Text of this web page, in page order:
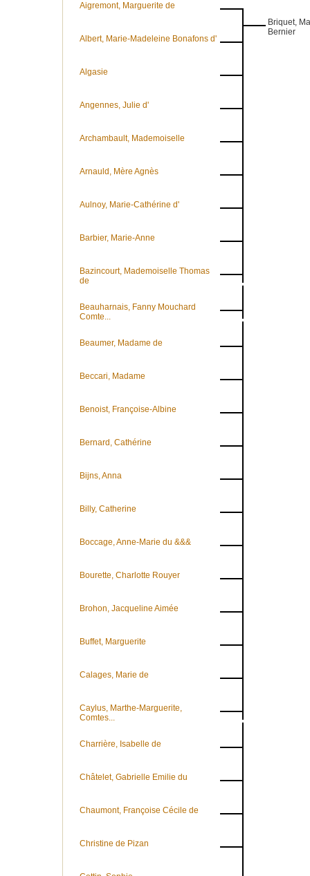
Aigremont, Marguerite de
Albert, Marie-Madeleine Bonafons d'
Algasie
Angennes, Julie d'
Archambault, Mademoiselle
Arnauld, Mère Agnès
Aulnoy, Marie-Cathérine d'
Barbier, Marie-Anne
Bazincourt, Mademoiselle Thomas
de
Beauharnais, Fanny Mouchard
Comte...
Beaumer, Madame de
Beccari, Madame
Benoist, Françoise-Albine
Bernard, Cathérine
Bijns, Anna
Billy, Catherine
Boccage, Anne-Marie du &&&
Bourette, Charlotte Rouyer
Brohon, Jacqueline Aimée
Buffet, Marguerite
Calages, Marie de
Caylus, Marthe-Marguerite,
Comtes...
Charrière, Isabelle de
Châtelet, Gabrielle Emilie du
Chaumont, Françoise Cécile de
Christine de Pizan
Briquet,
Bernier